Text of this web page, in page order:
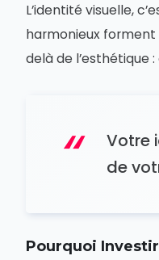
L’identité visuelle,
harmonieux forment
delà de l’esthétique
Votre
de
Pourquoi